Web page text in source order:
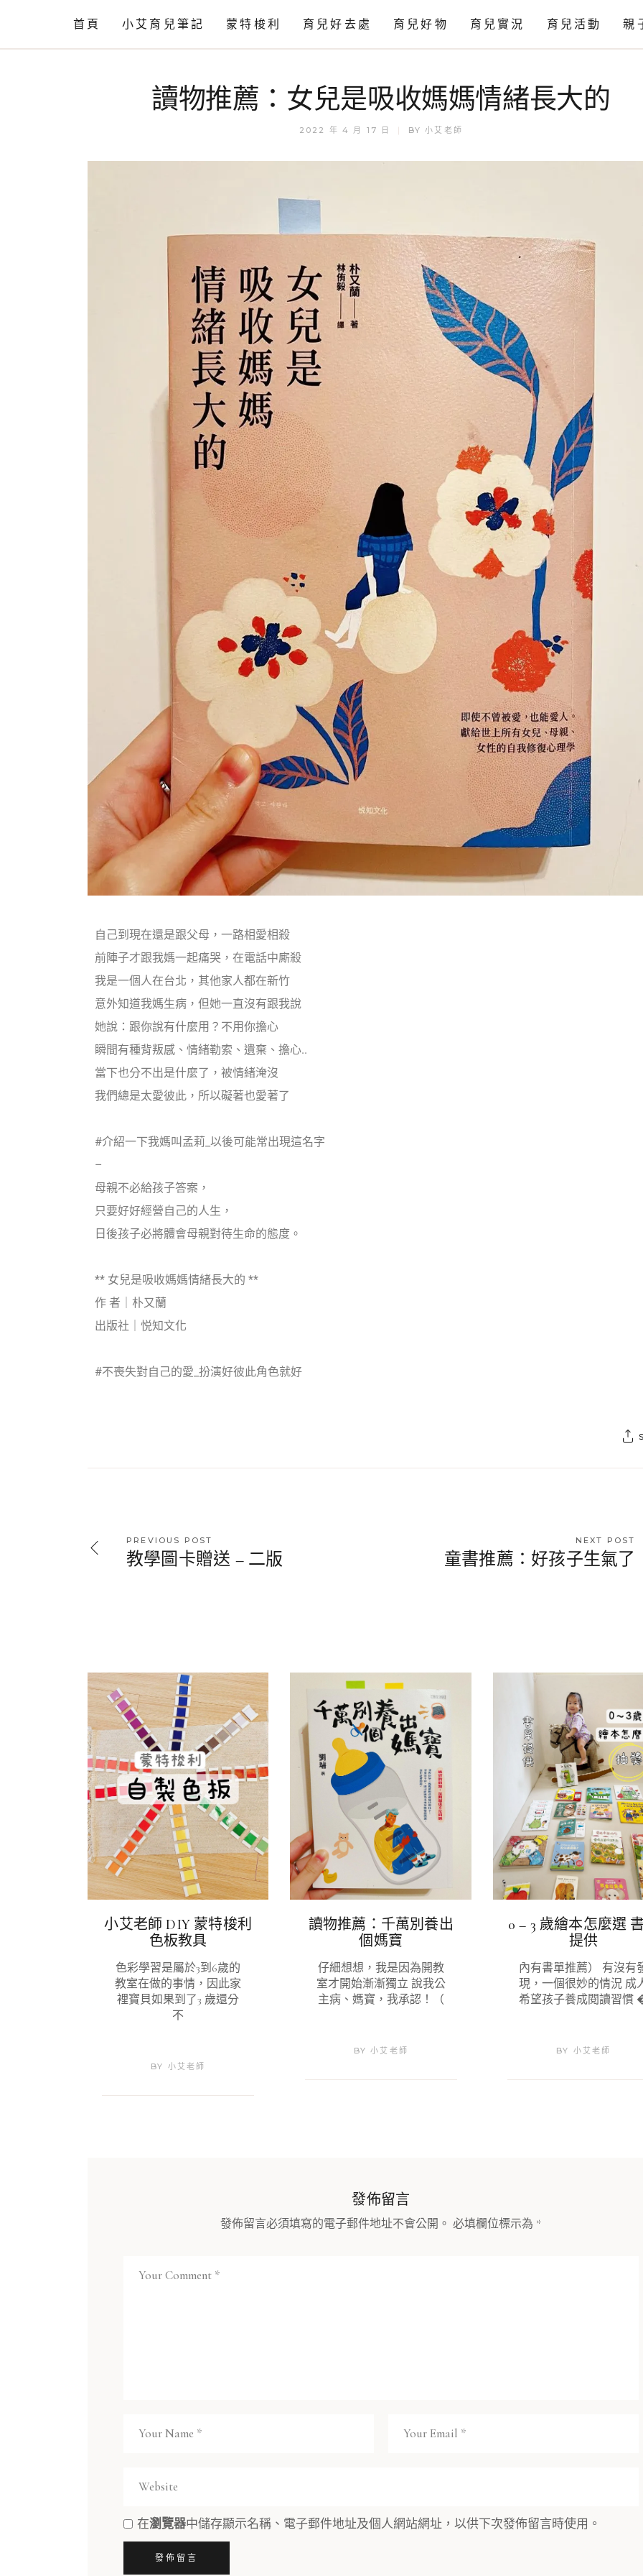
首頁 小艾育兒筆記
語言篇
蒙特梭利
相關知識
育兒好去處 育兒好物 育兒實況 育兒活動
科學
親
讀物推薦：女兒是吸收媽媽情緒長大的
2022 年 4 月 17 日 BY 小艾老師
自己到現在還是跟父母，一路相愛相殺
前陣子才跟我媽一起痛哭，在電話中廝殺
我是一個人在台北，其他家人都在新竹
意外知道我媽生病，但她一直沒有跟我說
她說：跟你說有什麼用？不用你擔心
瞬間有種背叛感、情緒勒索、遺棄、擔心..
當下也分不出是什麼了，被情緒淹沒
我們總是太愛彼此，所以礙著也愛著了
#介紹一下我媽叫孟莉_以後可能常出現這名字
–
母親不必給孩子答案，
只要好好經營自己的人生，
日後孩子必將體會母親對待生命的態度。
** 女兒是吸收媽媽情緒長大的 **
作 者｜朴又蘭
出版社｜悦知文化
#不喪失對自己的愛_扮演好彼此角色就好
PREVIOUS POST
教學圖卡贈送 – 二版
NEXT POST
童書推薦：好孩子生氣了
小艾老師 DIY 蒙特梭利
色板教具
色彩學習是屬於3到6歲的
教室在做的事情，因此家
裡寶貝如果到了3 歲還分
不
BY 小艾老師
讀物推薦：千萬別養出
個媽寶
仔細想想，我是因為開教
室才開始漸漸獨立 說我公
主病、媽寶，我承認！（
BY 小艾老師
0 – 3 歲繪本怎麼選
提供
內有書單推薦） 有沒有
現，一個很妙的情況 成
希望孩子養成閱讀習慣
BY 小艾老師
發佈留言
發佈留言必須填寫的電子郵件地址不會公開。 必填欄位標示為 *
在瀏覽器中儲存顯示名稱、電子郵件地址及個人網站網址，以供下次發佈留言時使用。
發佈留言